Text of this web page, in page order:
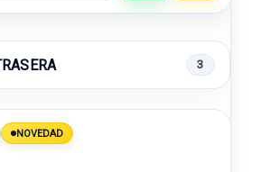
3
NOVEDAD